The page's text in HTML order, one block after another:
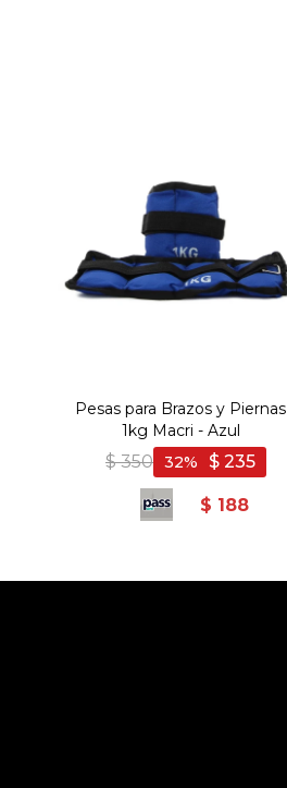
Pesas para Brazos y Piernas
1kg Macri - Azul
$ 350 $ 235
32
$ 188